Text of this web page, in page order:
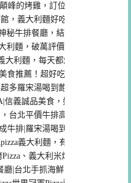
峰的烤雞，訂位困難的歐陸料理
，義大利麵好吃份量又大!公館聚
秘牛排餐廳，結合Fine dining的
利麵，破萬評價的正統義大利餐館
大利麵，每天都爆滿，份量多口
食推薦！超好吃炸雞翅漢堡排餐
多羅宋湯喝到飽、燉飯都好吃，
信義誠品美食，好吃義大利麵/甜
台北平價牛排高級享受，師大台
牛排|羅宋湯喝到飽、牛肝菌燉飯
義大利麵，有情調的磚瓦老屋
、義大利米燉飯，平價品嘗
廳|台北手抓海鮮餐廳/海鮮桶推薦